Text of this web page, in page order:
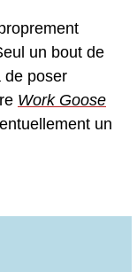
un bout de
de poser
Work Goose
un